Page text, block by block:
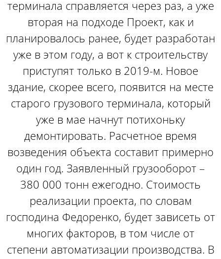
терминала справляется через раз, а уже
вторая на подходе Проект, как и
планировалось ранее, будет разработан
уже в этом году, а вот к строительству
приступят только в 2019-м. Новое
здание, скорее всего, появится на месте
старого грузового терминала, который
уже в мае начнут потихоньку
демонтировать. Расчетное время
возведения объекта составит примерно
один год. Заявленный грузооборот –
380 000 тонн ежегодно. Стоимость
реализации проекта, по словам
господина Федоренко, будет зависеть от
многих факторов, в том числе от
степени автоматизации производства. В